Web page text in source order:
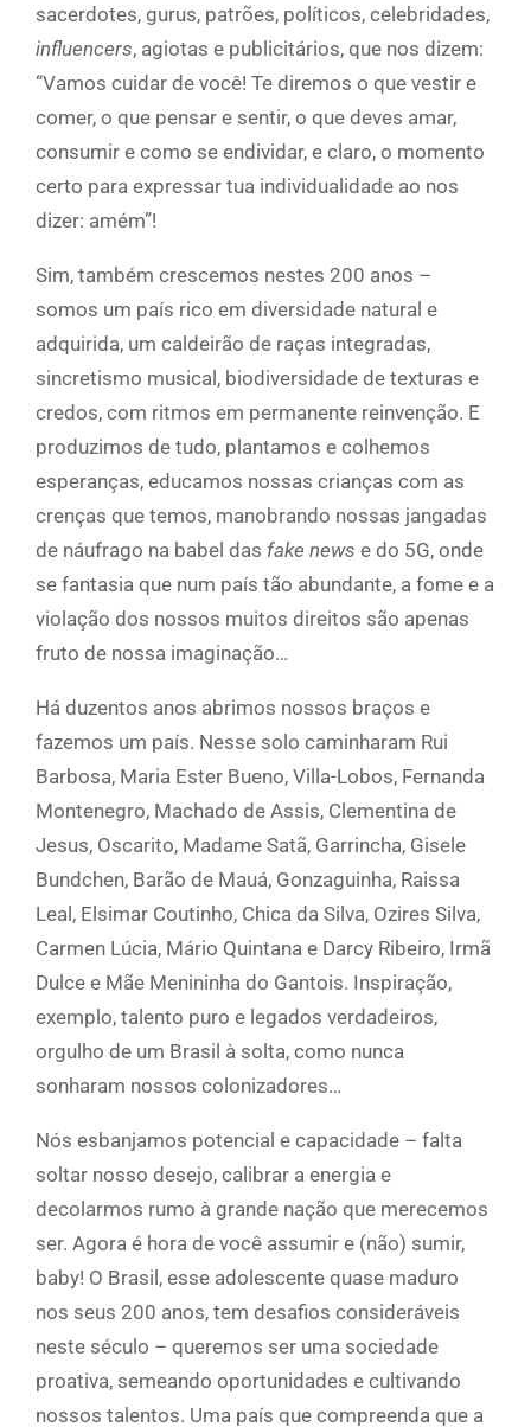
sacerdotes, gurus, patrões, políticos, celebridades,
influencers, agiotas e publicitários, que nos dizem:
“Vamos cuidar de você! Te diremos o que vestir e
comer, o que pensar e sentir, o que deves amar,
consumir e como se endividar, e claro, o momento
certo para expressar tua individualidade ao nos
dizer: amém”!
Sim, também crescemos nestes 200 anos –
somos um país rico em diversidade natural e
adquirida, um caldeirão de raças integradas,
sincretismo musical, biodiversidade de texturas e
credos, com ritmos em permanente reinvenção. E
produzimos de tudo, plantamos e colhemos
esperanças, educamos nossas crianças com as
crenças que temos, manobrando nossas jangadas
de náufrago na babel das fake news e do 5G, onde
se fantasia que num país tão abundante, a fome e a
violação dos nossos muitos direitos são apenas
fruto de nossa imaginação…
Há duzentos anos abrimos nossos braços e
fazemos um país. Nesse solo caminharam Rui
Barbosa, Maria Ester Bueno, Villa-Lobos, Fernanda
Montenegro, Machado de Assis, Clementina de
Jesus, Oscarito, Madame Satã, Garrincha, Gisele
Bundchen, Barão de Mauá, Gonzaguinha, Raissa
Leal, Elsimar Coutinho, Chica da Silva, Ozires Silva,
Carmen Lúcia, Mário Quintana e Darcy Ribeiro, Irmã
Dulce e Mãe Menininha do Gantois. Inspiração,
exemplo, talento puro e legados verdadeiros,
orgulho de um Brasil à solta, como nunca
sonharam nossos colonizadores…
Nós esbanjamos potencial e capacidade – falta
soltar nosso desejo, calibrar a energia e
decolarmos rumo à grande nação que merecemos
ser. Agora é hora de você assumir e (não) sumir,
baby! O Brasil, esse adolescente quase maduro
nos seus 200 anos, tem desafios consideráveis
neste século – queremos ser uma sociedade
proativa, semeando oportunidades e cultivando
nossos talentos. Uma país que compreenda que a